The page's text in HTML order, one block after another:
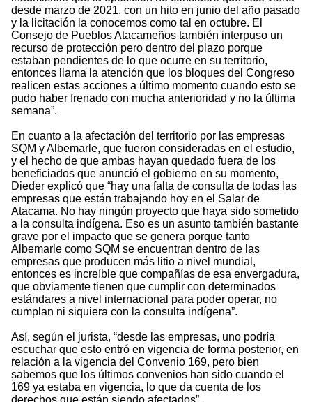
desde marzo de 2021, con un hito en junio del año pasado
y la licitación la conocemos como tal en octubre. El
Consejo de Pueblos Atacameños también interpuso un
recurso de protección pero dentro del plazo porque
estaban pendientes de lo que ocurre en su territorio,
entonces llama la atención que los bloques del Congreso
realicen estas acciones a último momento cuando esto se
pudo haber frenado con mucha anterioridad y no la última
semana”.
En cuanto a la afectación del territorio por las empresas
SQM y Albemarle, que fueron consideradas en el estudio,
y el hecho de que ambas hayan quedado fuera de los
beneficiados que anunció el gobierno en su momento,
Dieder explicó que “hay una falta de consulta de todas las
empresas que están trabajando hoy en el Salar de
Atacama. No hay ningún proyecto que haya sido sometido
a la consulta indígena. Eso es un asunto también bastante
grave por el impacto que se genera porque tanto
Albemarle como SQM se encuentran dentro de las
empresas que producen más litio a nivel mundial,
entonces es increíble que compañías de esa envergadura,
que obviamente tienen que cumplir con determinados
estándares a nivel internacional para poder operar, no
cumplan ni siquiera con la consulta indígena”.
Así, según el jurista, “desde las empresas, uno podría
escuchar que esto entró en vigencia de forma posterior, en
relación a la vigencia del Convenio 169, pero bien
sabemos que los últimos convenios han sido cuando el
169 ya estaba en vigencia, lo que da cuenta de los